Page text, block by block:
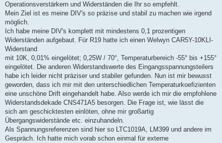
Operationsverstärkern und Widerständen die Ihr so empfehlt.
Mein Ziel ist es meine DIV's so präzise und stabil zu machen wie irgend
möglich.
Ich habe meine DIV's komplett mit mindestens 0,1 prozentigen
Widerständen aufgebaut. Für R19 hatte ich einen Welwyn CAR5Y-10KLI-
Widerstand
mit 10K, 0,01% eingelötet; 0,25W / 70°, Temperaturbereich -55° bis +155°
eingelötet. Die anderen Widerstandswerte des Eingangsspannungsteilers
habe ich leider nicht präziser und stabiler gefunden. Nun ist mir bewusst
geworden, dass ich mir mit den unterschiedlichen Temperaturkoefizienten
eine unschöne Drift eingehandelt habe. Also werde ich mir die empfohlene
Widerstandsdekade CNS471A5 besorgen. Die Frage ist, wie lässt die
sich am geschicktesten einlöten, ohne mir großartig
Übergangswiderstände etc. einzuhandeln.
Als Spannungsreferenzen sind hier so LTC1019A, LM399 und andere im
Gespräch. Ich hatte mich vorab schon einmal für externe